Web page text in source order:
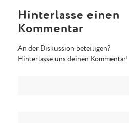
Hinterlasse einen
Kommentar
An der Diskussion beteiligen?
Hinterlasse uns deinen Kommentar!